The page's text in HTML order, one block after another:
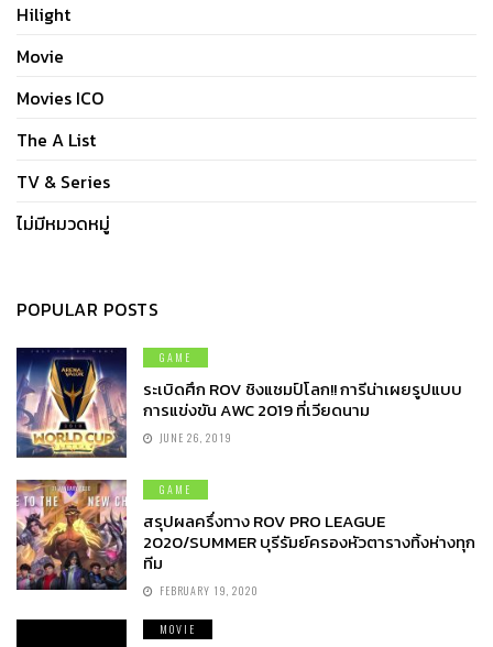
Hilight
Movie
Movies ICO
The A List
TV & Series
ไม่มีหมวดหมู่
POPULAR POSTS
GAME
ระเบิดศึก ROV ชิงแชมป์โลก!! การีน่าเผยรูปแบบ
การแข่งขัน AWC 2019 ที่เวียดนาม
JUNE 26, 2019
GAME
สรุปผลครึ่งทาง ROV PRO LEAGUE
2020/SUMMER บุรีรัมย์ครองหัวตารางทิ้งห่างทุก
ทีม
FEBRUARY 19, 2020
MOVIE